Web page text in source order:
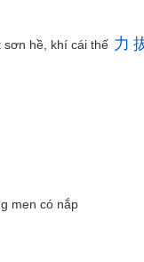
sơn hề, khí cái thế 力
men có nắp